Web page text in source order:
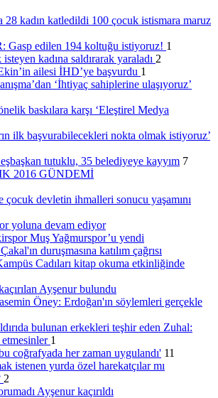
28 kadın katledildi 100 çocuk istismara maruz
Gasp edilen 194 koltuğu istiyoruz! 1
kadına saldırarak yaraladı 2
ailesi İHD’ye başvurdu 1
‘İhtiyaç sahiplerine ulaşıyoruz’
baskılara karşı ‘Eleştirel Medya
ilk başvurabilecekleri nokta olmak istiyoruz’
eşbaşkan tutuklu, 35 belediyeye kayyım 7
2016 GÜNDEMİ
çocuk devletin ihmalleri sonucu yaşamını
yoluna devam ediyor
Muş Yağmurspor’u yendi
duruşmasına katılım çağrısı
Cadıları kitap okuma etkinliğinde
Ayşenur bulundu
Öney: Erdoğan'ın söylemleri gerçekle
bulunan erkekleri teşhir eden Zuhal:
etmesinler 1
coğrafyada her zaman uygulandı' 11
istenen yurda özel harekatçılar mı
2
Ayşenur kaçırıldı